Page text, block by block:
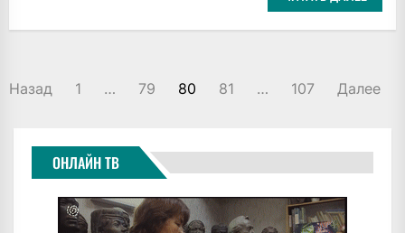
ПАГИНАЦИЯ
Назад 1 … 79 80 81 … 107 Далее
ОНЛАЙН ТВ